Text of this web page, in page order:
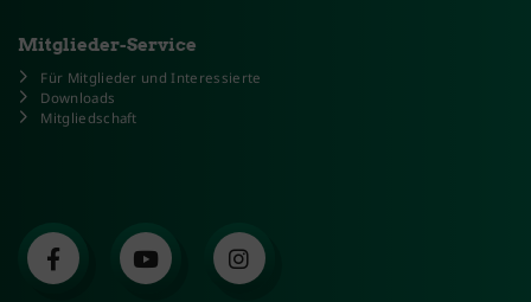
Mitglieder-Service
Für Mitglieder und Interessierte
Downloads
Mitgliedschaft